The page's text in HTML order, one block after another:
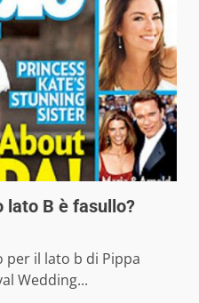
lato B è fasullo?
il lato b di Pippa
Wedding...